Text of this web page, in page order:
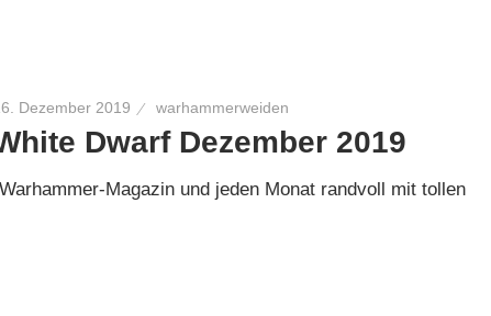
Dezember 2019 warhammerweiden
Dwarf Dezember 2019
Magazin und jeden Monat randvoll mit tollen